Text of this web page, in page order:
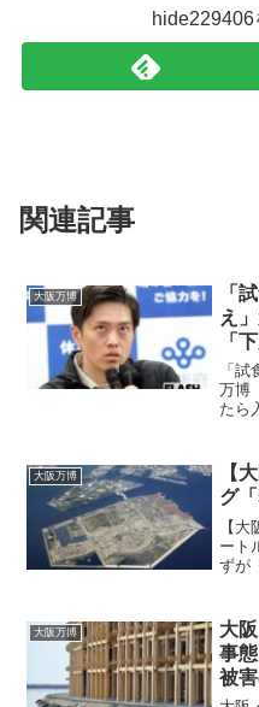
hide229406
関連記事
大阪万博
「
え
「
求
「
万博
たら
西
「
大阪万博
【
グ
【
ート
ずが
判が
円。
大阪万博
大
事
被